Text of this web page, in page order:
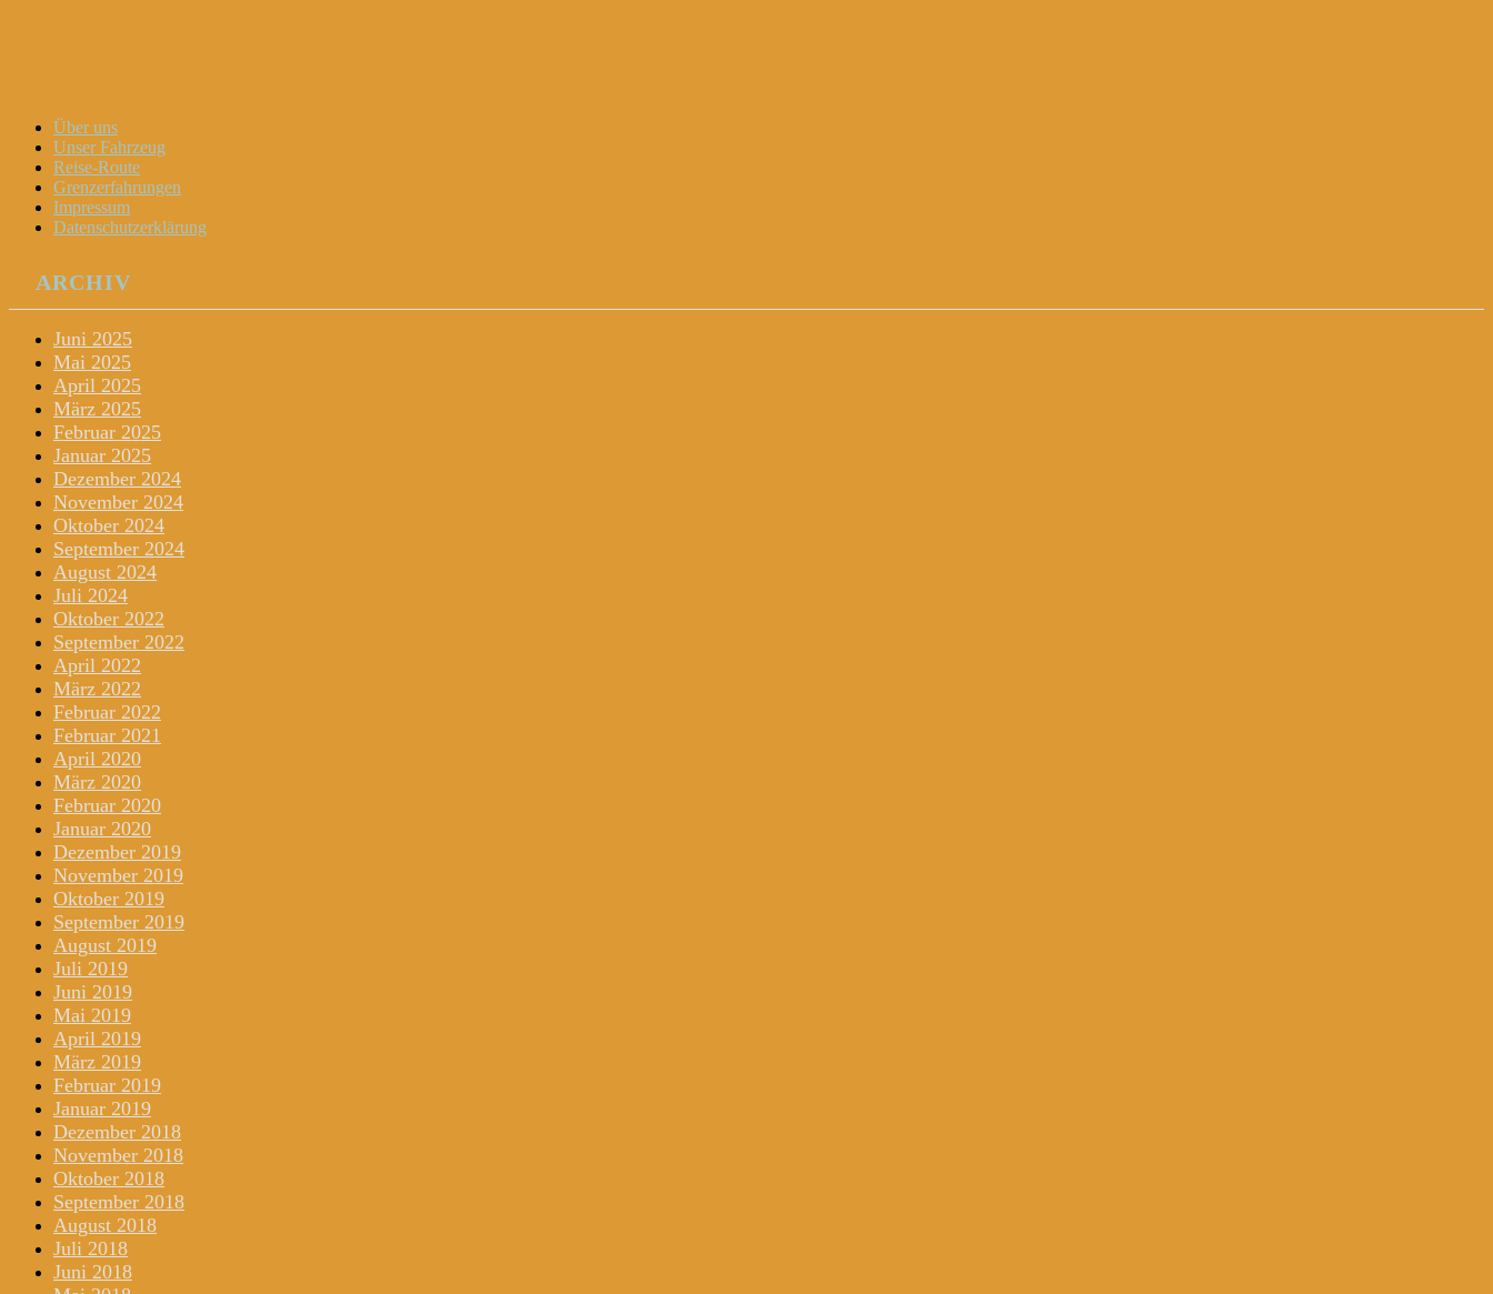
Menu
Widgets
Search
Skip
content
Über uns
Unser Fahrzeug
Reise-Route
Grenzerfahrungen
Impressum
Datenschutzerklärung
ARCHIV
Juni 2025
Mai 2025
April 2025
März 2025
Februar 2025
Januar 2025
Dezember 2024
November 2024
Oktober 2024
September 2024
August 2024
Juli 2024
Oktober 2022
September 2022
April 2022
März 2022
Februar 2022
Februar 2021
April 2020
März 2020
Februar 2020
Januar 2020
Dezember 2019
November 2019
Oktober 2019
September 2019
August 2019
Juli 2019
Juni 2019
Mai 2019
April 2019
März 2019
Februar 2019
Januar 2019
Dezember 2018
November 2018
Oktober 2018
September 2018
August 2018
Juli 2018
Juni 2018